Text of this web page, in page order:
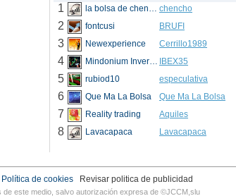
1 la bolsa de chencho chencho
2 fontcusi BRUFI
3 Newexperience Cerrillo1989
4 Mindonium Inversions IBEX35
5 rubiod10 especulativa
6 Que Ma La Bolsa Que Ma La Bolsa
7 Reality trading Aquiles
8 Lavacapaca Lavacapaca
Revisar politica de publicidad
Política de cookies
este medio, salvo autorización expresa de ©JCCM,slu